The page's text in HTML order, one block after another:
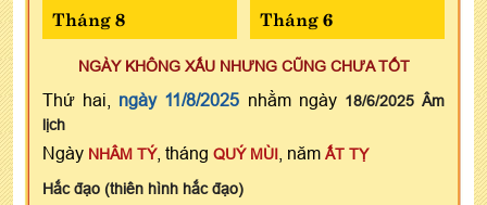
Tháng 8 Tháng 6
NGÀY KHÔNG XẤU NHƯNG CŨNG CHƯA TỐT
Thứ hai, ngày 11/8/2025 nhằm ngày 18/6/2025 Âm
lịch
Ngày NHÂM TÝ, tháng QUÝ MÙI , năm ẤT TỴ
Hắc đạo (thiên hình hắc đạo)